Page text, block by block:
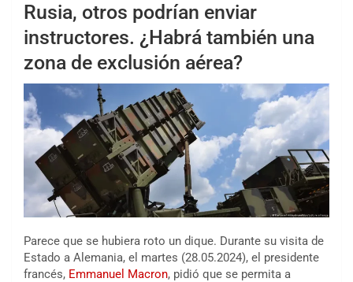
Rusia, otros podrían enviar
instructores. ¿Habrá también una
zona de exclusión aérea?
Parece que se hubiera roto un dique. Durante su visita de
Estado a Alemania, el martes (28.05.2024), el presidente
francés, Emmanuel Macron, pidió que se permita a